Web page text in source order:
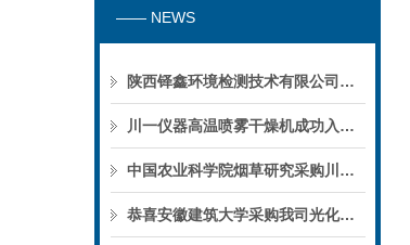
—— NEWS
陕西铎鑫环境检测技术有限公司采购我司全自动液液萃取仪
川一仪器高温喷雾干燥机成功入驻鄱阳职业学院，助力职业教育实训平台升级
中国农业科学院烟草研究采购川一仪器喷雾干燥机
恭喜安徽建筑大学采购我司光化学反应仪